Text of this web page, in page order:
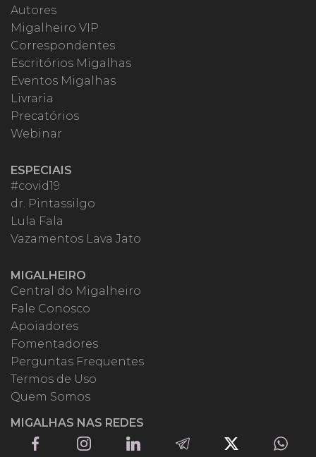
Autores
Migalheiro VIP
Correspondentes
Escritórios Migalhas
Eventos Migalhas
Livraria
Precatórios
Webinar
ESPECIAIS
#covid19
dr. Pintassilgo
Lula Fala
Vazamentos Lava Jato
MIGALHEIRO
Central do Migalheiro
Fale Conosco
Apoiadores
Fomentadores
Perguntas Frequentes
Termos de Uso
Quem Somos
MIGALHAS NAS REDES